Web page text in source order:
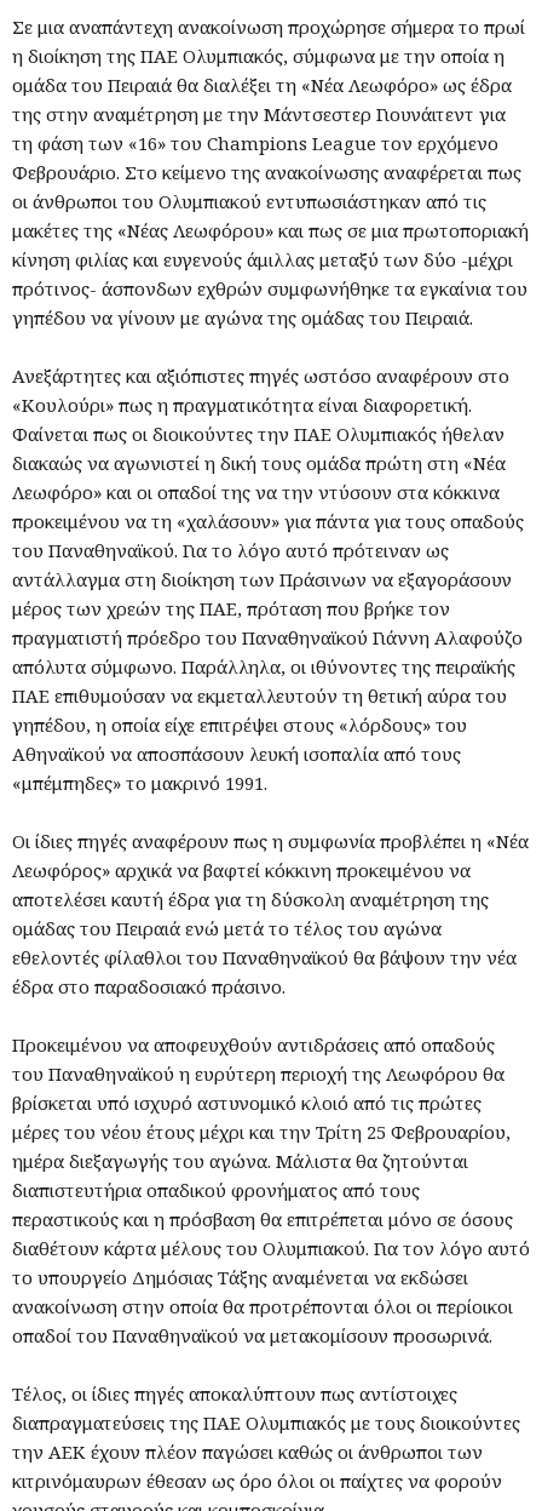
Σε μια αναπάντεχη ανακοίνωση προχώρησε σήμερα το πρωί
η διοίκηση της ΠΑΕ Ολυμπιακός, σύμφωνα με την οποία η
ομάδα του Πειραιά θα διαλέξει τη «Νέα Λεωφόρο» ως έδρα
της στην αναμέτρηση με την Μάντσεστερ Γιουνάιτεντ για
τη φάση των «16» του Champions League τον ερχόμενο
Φεβρουάριο. Στο κείμενο της ανακοίνωσης αναφέρεται πως
οι άνθρωποι του Ολυμπιακού εντυπωσιάστηκαν από τις
μακέτες της «Νέας Λεωφόρου» και πως σε μια πρωτοποριακή
κίνηση φιλίας και ευγενούς άμιλλας μεταξύ των δύο -μέχρι
πρότινος- άσπονδων εχθρών συμφωνήθηκε τα εγκαίνια του
γηπέδου να γίνουν με αγώνα της ομάδας του Πειραιά.
Ανεξάρτητες και αξιόπιστες πηγές ωστόσο αναφέρουν στο
«Κουλούρι» πως η πραγματικότητα είναι διαφορετική.
Φαίνεται πως οι διοικούντες την ΠΑΕ Ολυμπιακός ήθελαν
διακαώς να αγωνιστεί η δική τους ομάδα πρώτη στη «Νέα
Λεωφόρο» και οι οπαδοί της να την ντύσουν στα κόκκινα
προκειμένου να τη «χαλάσουν» για πάντα για τους οπαδούς
του Παναθηναϊκού. Για το λόγο αυτό πρότειναν ως
αντάλλαγμα στη διοίκηση των Πράσινων να εξαγοράσουν
μέρος των χρεών της ΠΑΕ, πρόταση που βρήκε τον
πραγματιστή πρόεδρο του Παναθηναϊκού Γιάννη Αλαφούζο
απόλυτα σύμφωνο. Παράλληλα, οι ιθύνοντες της πειραϊκής
ΠΑΕ επιθυμούσαν να εκμεταλλευτούν τη θετική αύρα του
γηπέδου, η οποία είχε επιτρέψει στους «λόρδους» του
Αθηναϊκού να αποσπάσουν λευκή ισοπαλία από τους
«μπέμπηδες» το μακρινό 1991.
Οι ίδιες πηγές αναφέρουν πως η συμφωνία προβλέπει η «Νέα
Λεωφόρος» αρχικά να βαφτεί κόκκινη προκειμένου να
αποτελέσει καυτή έδρα για τη δύσκολη αναμέτρηση της
ομάδας του Πειραιά ενώ μετά το τέλος του αγώνα
εθελοντές φίλαθλοι του Παναθηναϊκού θα βάψουν την νέα
έδρα στο παραδοσιακό πράσινο.
Προκειμένου να αποφευχθούν αντιδράσεις από οπαδούς
του Παναθηναϊκού η ευρύτερη περιοχή της Λεωφόρου θα
βρίσκεται υπό ισχυρό αστυνομικό κλοιό από τις πρώτες
μέρες του νέου έτους μέχρι και την Τρίτη 25 Φεβρουαρίου,
ημέρα διεξαγωγής του αγώνα. Μάλιστα θα ζητούνται
διαπιστευτήρια οπαδικού φρονήματος από τους
περαστικούς και η πρόσβαση θα επιτρέπεται μόνο σε όσους
διαθέτουν κάρτα μέλους του Ολυμπιακού. Για τον λόγο αυτό
το υπουργείο Δημόσιας Τάξης αναμένεται να εκδώσει
ανακοίνωση στην οποία θα προτρέπονται όλοι οι περίοικοι
οπαδοί του Παναθηναϊκού να μετακομίσουν προσωρινά.
Τέλος, οι ίδιες πηγές αποκαλύπτουν πως αντίστοιχες
διαπραγματεύσεις της ΠΑΕ Ολυμπιακός με τους διοικούντες
την ΑΕΚ έχουν πλέον παγώσει καθώς οι άνθρωποι των
κιτρινόμαυρων έθεσαν ως όρο όλοι οι παίχτες να φορούν